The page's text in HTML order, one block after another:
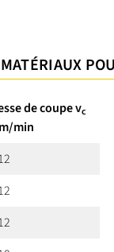
de coupe vc
min